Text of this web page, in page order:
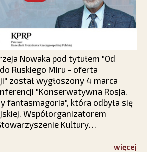
Nowaka pod tytułem "Od
Ruskiego Miru - oferta
został wygłoszony 4 marca
"Konserwatywna Rosja.
fantasmagoria", która odbyła się
Współorganizatorem
Kultury
więcej